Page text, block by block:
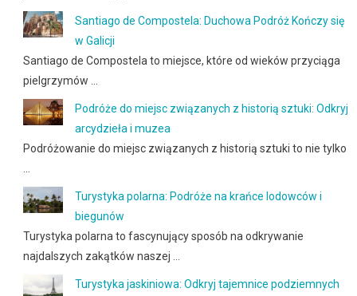
Santiago de Compostela: Duchowa Podróż Kończy się
w Galicji
Santiago de Compostela to miejsce, które od wieków przyciąga
pielgrzymów …
Podróże do miejsc związanych z historią sztuki: Odkryj
arcydzieła i muzea
Podróżowanie do miejsc związanych z historią sztuki to nie tylko
Turystyka polarna: Podróże na krańce lodowców i
biegunów
Turystyka polarna to fascynujący sposób na odkrywanie
najdalszych zakątków naszej …
Turystyka jaskiniowa: Odkryj tajemnice podziemnych